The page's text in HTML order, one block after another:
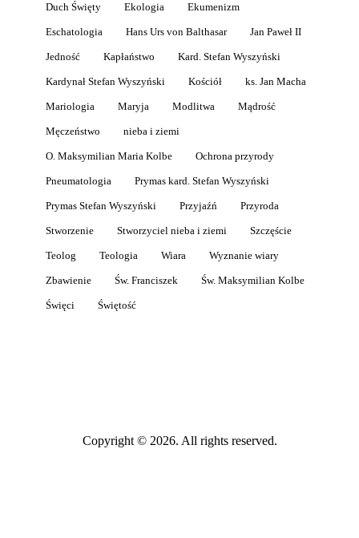
Duch Święty Ekologia Ekumenizm
Eschatologia Hans Urs von Balthasar Jan Paweł II
Jedność Kapłaństwo Kard. Stefan Wyszyński
Kardynał Stefan Wyszyński Kościół ks. Jan Macha
Mariologia Maryja Modlitwa Mądrość
Męczeństwo nieba i ziemi
O. Maksymilian Maria Kolbe Ochrona przyrody
Pneumatologia Prymas kard. Stefan Wyszyński
Prymas Stefan Wyszyński Przyjaźń Przyroda
Stworzenie Stworzyciel nieba i ziemi Szczęście
Teolog Teologia Wiara Wyznanie wiary
Zbawienie Św. Franciszek Św. Maksymilian Kolbe
Święci Świętość
Copyright © 2026. All rights reserved.